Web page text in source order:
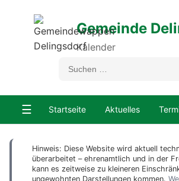
Gemeinde
Kalender
☰ Startseite Aktuelles
Hinweis: Diese Website wird aktuell
überarbeitet – ehrenamtlich und in der
kann es zeitweise zu kleineren
ungewohnten Darstellungen kommen.